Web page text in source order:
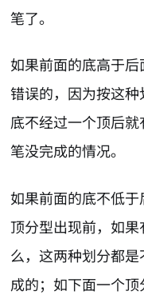
笔了。
如果前面的底高于
错误的，因为按这
底不经过一个顶后
笔没完成的情况。
如果前面的底不低
顶分型出现前，如
么，这两种划分都
成的；如下面一个